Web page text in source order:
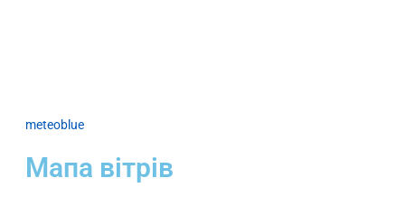
meteoblue
Мапа вітрів